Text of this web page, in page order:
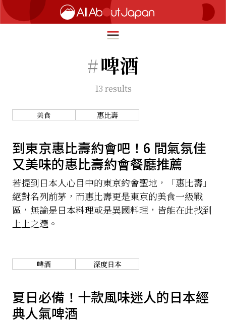
ภาษาไทย
한국어
日本語
深度旅遊
美食尋味
流行文化
創新趨勢
在地故事
#啤酒
13 results
美食 惠比壽
到東京惠比壽約會吧！6 間氣氛佳
又美味的惠比壽約會餐廳推薦
若提到日本人心目中的東京約會聖地，「惠比壽」
絕對名列前茅，而惠比壽更是東京的美食一級戰
區，無論是日本料理或是異國料理，皆能在此找到
上上之選。
啤酒 深度日本
夏日必備！十款風味迷人的日本經
典人氣啤酒